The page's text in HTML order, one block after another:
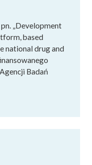
„Development
based
national drug and
Badań